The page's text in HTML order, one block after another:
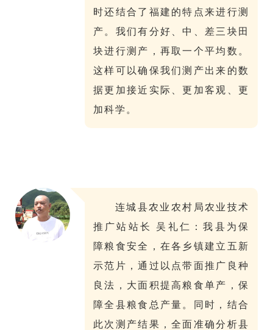
时还结合了福建的特点来进行测
产。我们有分好、中、差三块田
块进行测产，再取一个平均数。
这样可以确保我们测产出来的数
据更加接近实际、更加客观、更
加科学。
连城县农业农村局农业技术
推广站站长 吴礼仁：我县为保
障粮食安全，在各乡镇建立五新
示范片，通过以点带面推广良种
良法，大面积提高粮食单产，保
障全县粮食总产量。同时，结合
此次测产结果，全面准确分析县